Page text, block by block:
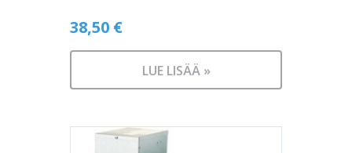
38,50 €
LUE LISÄÄ »